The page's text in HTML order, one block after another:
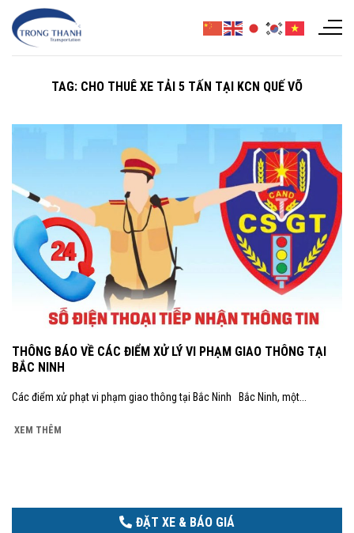
Chuyển
đến
TAG: CHO THUÊ XE TẢI 5 TẤN TẠI KCN QUẾ VÕ
THÔNG BÁO VỀ CÁC ĐIỂM XỬ LÝ VI PHẠM GIAO THÔNG TẠI
BẮC NINH
Các điểm xử phạt vi phạm giao thông tại Bắc Ninh Bắc Ninh, một...
XEM THÊM
ĐẶT XE & BÁO GIÁ